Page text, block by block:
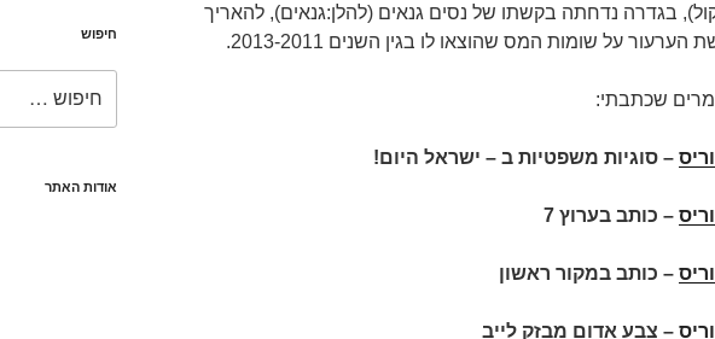
בגדרה נדחתה בקשתו של נסים גנאים (להלן:גנאים), להאריך
על שומות המס שהוצאו לו בגין השנים 2013-2011.
שכתבתי:
– סוגיות משפטיות ב – ישראל היום!
– כותב בערוץ 7
– כותב במקור ראשון
– צבע אדום מבזק לייב
חיפוש
אודות האתר